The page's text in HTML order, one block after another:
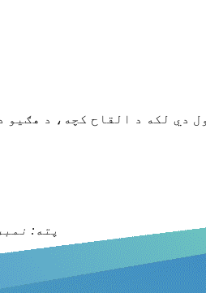
دي لکه د القاح کچه، د
پته: نمبر ۱۴۷ چینګپو سړک، شوان ښار، پوجیانګ کاونټي، چینګډو ښار،